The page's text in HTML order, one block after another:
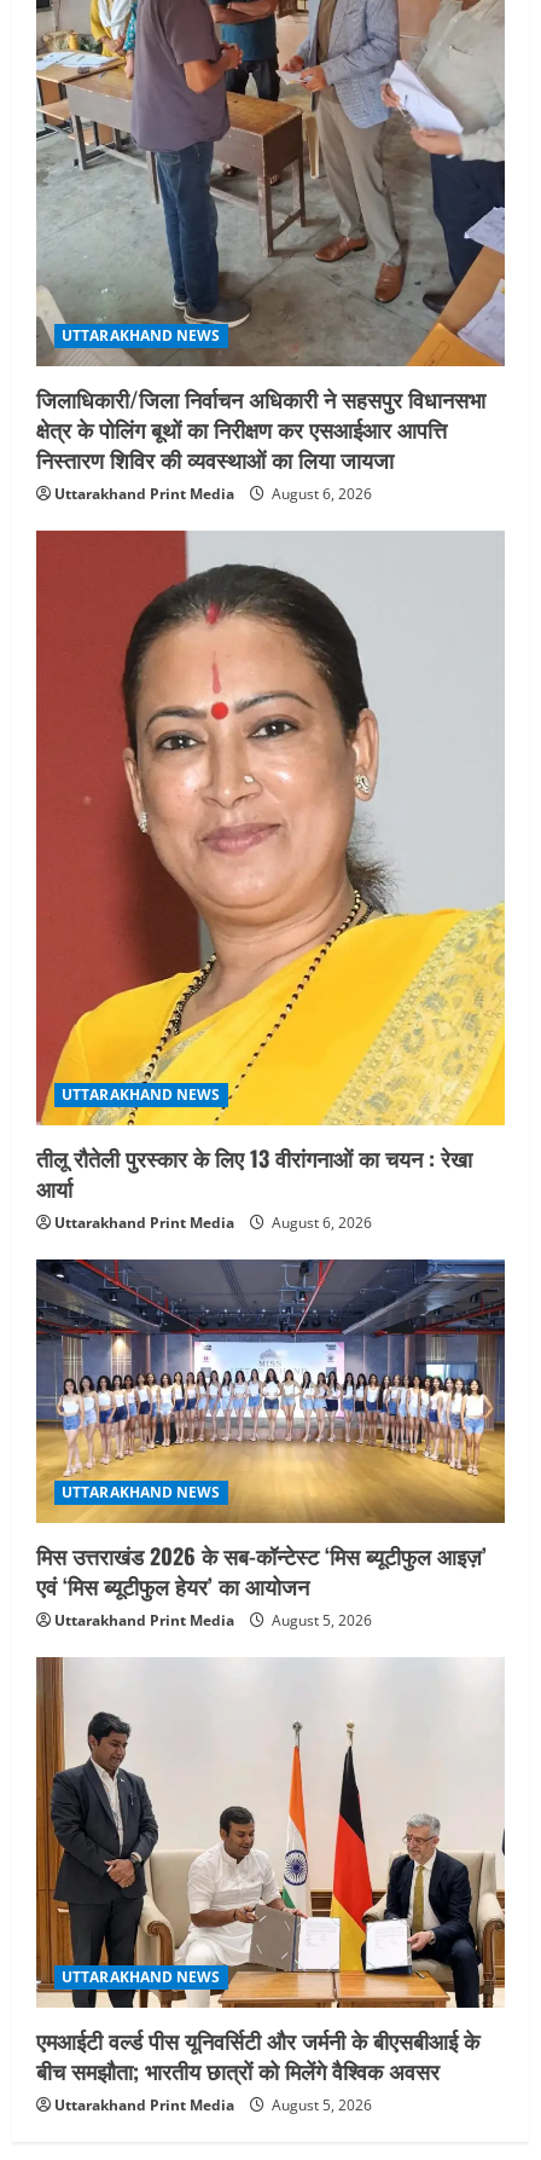
UTTARAKHAND NEWS
एमआईटी वर्ल्ड पीस यूनिवर्सिटी और जर्मनी के
बीएसबीआई के बीच समझौता; भारतीय छात्रों
को मिलेंगे वैश्विक अवसर
August 5, 2026
STATES NEWS
महाराज की राजस्थान के मुख्यमंत्री से
शिष्टाचार भेंट पर्यटन और सांस्कृतिक
गतिविधियों के विस्तार पर हुई चर्चा
August 4, 2026
UTTARAKHAND NEWS
जिलाधिकारी/जिला निर्वाचन अधिकारी ने सहसपुर विधानसभा
क्षेत्र के पोलिंग बूथों का निरीक्षण कर एसआईआर आपत्ति
निस्तारण शिविर की व्यवस्थाओं का लिया जायजा
Uttarakhand Print Media August 6, 2026
UTTARAKHAND NEWS
तीलू रौतेली पुरस्कार के लिए 13 वीरांगनाओं का चयन : रेखा
आर्या
Uttarakhand Print Media August 6, 2026
UTTARAKHAND NEWS
मिस उत्तराखंड 2026 के सब-कॉन्टेस्ट ‘मिस ब्यूटीफुल आइज़’
एवं ‘मिस ब्यूटीफुल हेयर’ का आयोजन
Uttarakhand Print Media August 5, 2026
UTTARAKHAND NEWS
एमआईटी वर्ल्ड पीस यूनिवर्सिटी और जर्मनी के बीएसबीआई के
बीच समझौता; भारतीय छात्रों को मिलेंगे वैश्विक अवसर
Uttarakhand Print Media August 5, 2026